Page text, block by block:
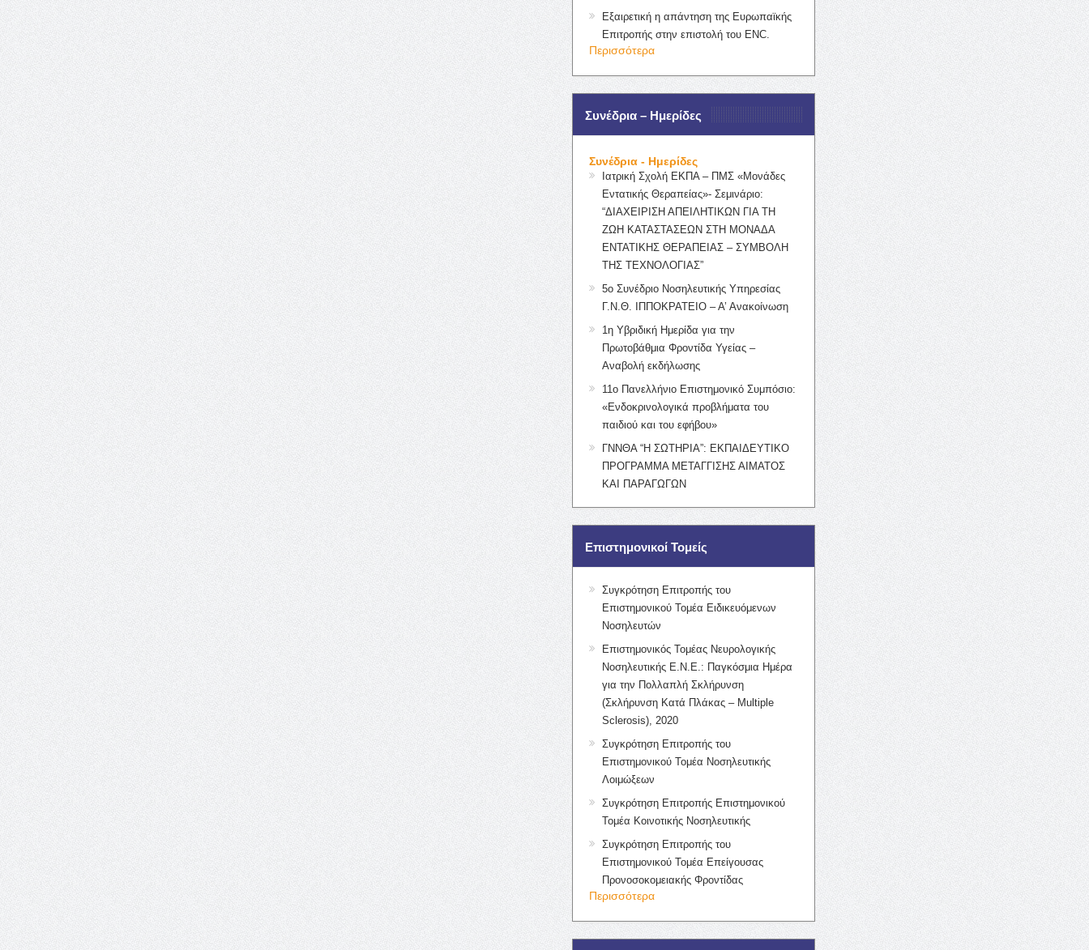
Εξαιρετική η απάντηση της Ευρωπαϊκής
Επιτροπής στην επιστολή του ENC.
Περισσότερα
Συνέδρια – Ημερίδες
Συνέδρια - Ημερίδες
Ιατρική Σχολή ΕΚΠΑ – ΠΜΣ «Μονάδες
Εντατικής Θεραπείας»- Σεμινάριο:
“ΔΙΑΧΕΙΡΙΣΗ ΑΠΕΙΛΗΤΙΚΩΝ ΓΙΑ ΤΗ
ΖΩΗ ΚΑΤΑΣΤΑΣΕΩΝ ΣΤΗ ΜΟΝΑΔΑ
ΕΝΤΑΤΙΚΗΣ ΘΕΡΑΠΕΙΑΣ – ΣΥΜΒΟΛΗ
ΤΗΣ ΤΕΧΝΟΛΟΓΙΑΣ”
5ο Συνέδριο Νοσηλευτικής Υπηρεσίας
Γ.Ν.Θ. ΙΠΠΟΚΡΑΤΕΙΟ – Α’ Ανακοίνωση
1η Υβριδική Ημερίδα για την
Πρωτοβάθμια Φροντίδα Υγείας –
Αναβολή εκδήλωσης
11ο Πανελλήνιο Επιστημονικό Συμπόσιο:
«Ενδοκρινολογικά προβλήματα του
παιδιού και του εφήβου»
ΓΝΝΘΑ “Η ΣΩΤΗΡΙΑ”: ΕΚΠΑΙΔΕΥΤΙΚΟ
ΠΡΟΓΡΑΜΜΑ ΜΕΤΑΓΓΙΣΗΣ ΑΙΜΑΤΟΣ
ΚΑΙ ΠΑΡΑΓΩΓΩΝ
Επιστημονικοί Τομείς
Συγκρότηση Επιτροπής του
Επιστημονικού Τομέα Ειδικευόμενων
Νοσηλευτών
Επιστημονικός Τομέας Νευρολογικής
Νοσηλευτικής Ε.Ν.Ε.: Παγκόσμια Ημέρα
για την Πολλαπλή Σκλήρυνση
(Σκλήρυνση Κατά Πλάκας – Multiple
Sclerosis), 2020
Συγκρότηση Επιτροπής του
Επιστημονικού Τομέα Νοσηλευτικής
Λοιμώξεων
Συγκρότηση Επιτροπής Επιστημονικού
Τομέα Κοινοτικής Νοσηλευτικής
Συγκρότηση Επιτροπής του
Επιστημονικού Τομέα Επείγουσας
Προνοσοκομειακής Φροντίδας
Περισσότερα